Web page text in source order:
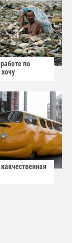
по